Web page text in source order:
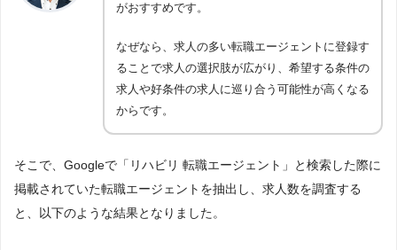
がおすすめです。
なぜなら、求人の多い転職エージェントに登録す
ることで求人の選択肢が広がり、希望する条件の
求人や好条件の求人に巡り合う可能性が高くなる
からです。
そこで、Googleで「リハビリ 転職エージェント」と検索した際に
掲載されていた転職エージェントを抽出し、求人数を調査する
と、以下のような結果となりました。